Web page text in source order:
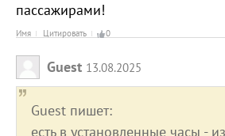
пассажирами!
Имя Цитировать 0
Guest 13.08.2025
Guest пишет:
есть в установленные часы -